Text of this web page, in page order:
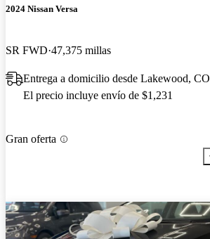
2024 Nissan Versa
SR FWD 47,375 millas
Entrega a domicilio desde Lakewood, CO
El precio incluye envío de $1,231
Gran oferta